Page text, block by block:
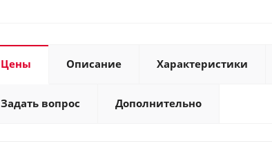
Цены Описание Характеристики
Задать вопрос Дополнительно